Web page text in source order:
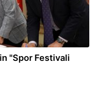
"Spor Festivali